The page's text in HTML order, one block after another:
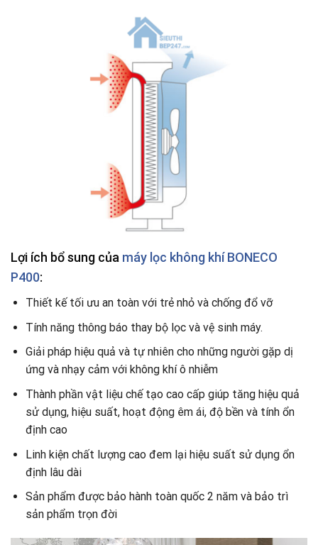
Lợi ích bổ sung của máy lọc không khí BONECO
P400:
Thiết kế tối ưu an toàn với trẻ nhỏ và chống đổ vỡ
Tính năng thông báo thay bộ lọc và vệ sinh máy.
Giải pháp hiệu quả và tự nhiên cho những người gặp dị
ứng và nhạy cảm với không khí ô nhiễm
Thành phần vật liệu chế tạo cao cấp giúp tăng hiệu quả
sử dụng, hiệu suất, hoạt động êm ái, độ bền và tính ổn
định cao
Linh kiện chất lượng cao đem lại hiệu suất sử dụng ổn
định lâu dài
Sản phẩm được bảo hành toàn quốc 2 năm và bảo trì
sản phẩm trọn đời